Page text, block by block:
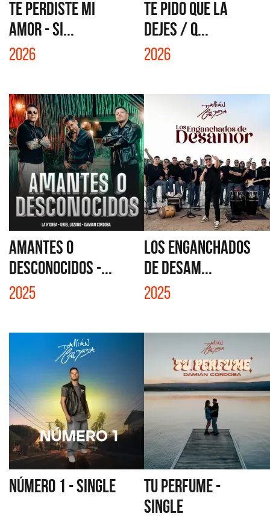
TE PERDISTE MI
AMOR - SI...
2026
TE PIDO QUE LA
DEJES / Q...
2026
AMANTES O
DESCONOCIDOS -...
2025
LOS ENGANCHADOS
DE DESAM...
2025
NÚMERO 1 - SINGLE
TU PERFUME -
SINGLE